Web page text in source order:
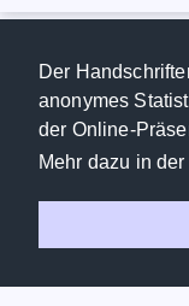
Der
anonymes
der Online-
Mehr dazu in der